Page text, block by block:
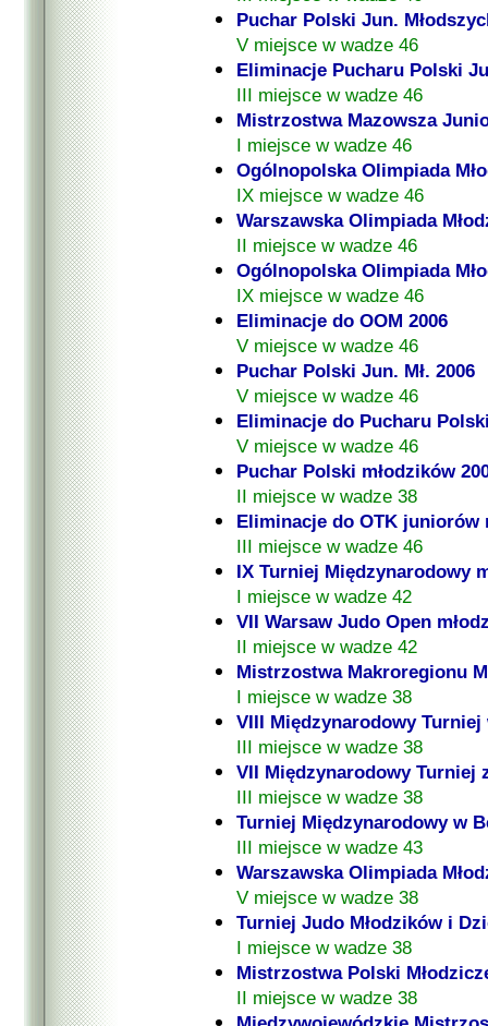
Puchar Polski Jun.
V miejsce w wadze 46
Eliminacje Pucharu Polski
III miejsce w wadze 46
Mistrzostwa Mazowsza
I miejsce w wadze 46
Ogólnopolska Olimpiada
IX miejsce w wadze 46
Warszawska Olimpiada
II miejsce w wadze 46
Ogólnopolska Olimpiada
IX miejsce w wadze 46
Eliminacje do OOM 2006
V miejsce w wadze 46
Puchar Polski Jun. Mł. 2006
V miejsce w wadze 46
Eliminacje do Pucharu
V miejsce w wadze 46
Puchar Polski młodzików
II miejsce w wadze 38
Eliminacje do OTK juniorów
III miejsce w wadze 46
IX Turniej Międzynarodowy
I miejsce w wadze 42
VII Warsaw Judo Open
II miejsce w wadze 42
Mistrzostwa Makroregionu
I miejsce w wadze 38
VIII Międzynarodowy
III miejsce w wadze 38
VII Międzynarodowy Turniej
III miejsce w wadze 38
Turniej Międzynarodowy w
III miejsce w wadze 43
Warszawska Olimpiada
V miejsce w wadze 38
Turniej Judo Młodzików i
I miejsce w wadze 38
Mistrzostwa Polski
II miejsce w wadze 38